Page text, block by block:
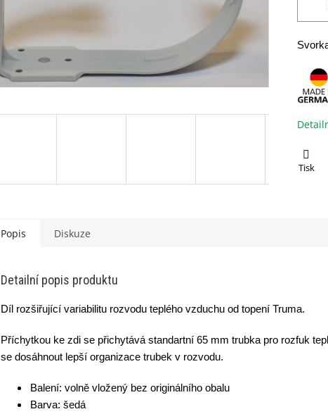
Tisk
Popis Diskuze
Detailní popis produktu
Díl rozšiřující variabilitu rozvodu teplého vzduchu od topení Truma.
Příchytkou ke zdi se přichytává standartní 65 mm trubka pro rozfuk
se dosáhnout lepší organizace trubek v rozvodu.
Balení: volně vložený bez originálního obalu
Barva: šedá